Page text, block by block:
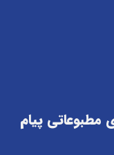
پیام